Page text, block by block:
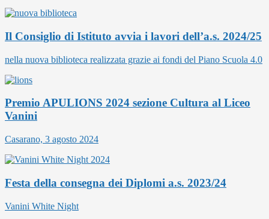
Il Consiglio di Istituto avvia i lavori dell’a.s. 2024/25
nella nuova biblioteca realizzata grazie ai fondi del Piano Scuola 4.0
Premio APULIONS 2024 sezione Cultura al Liceo
Vanini
Casarano, 3 agosto 2024
Festa della consegna dei Diplomi a.s. 2023/24
Vanini White Night